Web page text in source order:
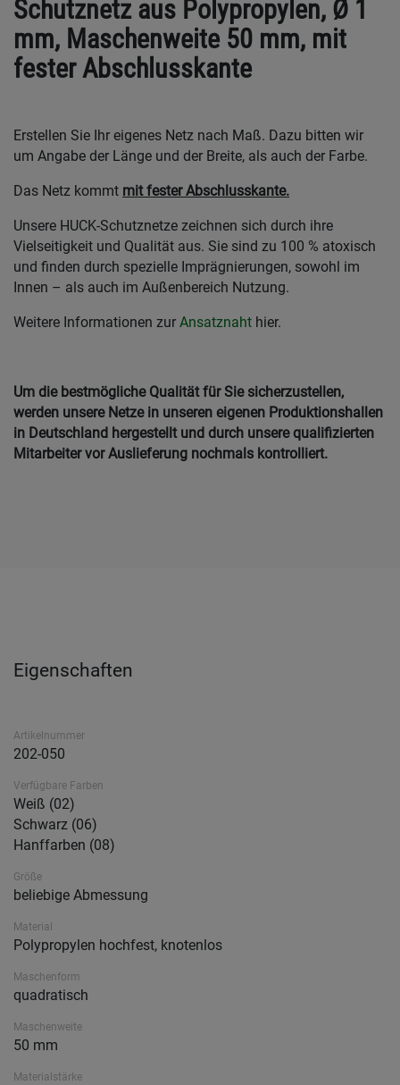
Schutznetz aus Polypropylen, Ø 1
mm, Maschenweite 50 mm, mit
fester Abschlusskante
Erstellen Sie Ihr eigenes Netz nach Maß. Dazu bitten wir
um Angabe der Länge und der Breite, als auch der Farbe.
Das Netz kommt mit fester Abschlusskante.
Unsere HUCK-Schutznetze zeichnen sich durch ihre
Vielseitigkeit und Qualität aus. Sie sind zu 100 % atoxisch
und finden durch spezielle Imprägnierungen, sowohl im
Innen – als auch im Außenbereich Nutzung.
Weitere Informationen zur Ansatznaht hier.
Um die bestmögliche Qualität für Sie sicherzustellen,
werden unsere Netze in unseren eigenen Produktionshallen
in Deutschland hergestellt und durch unsere qualifizierten
Mitarbeiter vor Auslieferung nochmals kontrolliert.
Eigenschaften
Artikelnummer
202-050
Verfügbare Farben
Weiß (02)
Schwarz (06)
Hanffarben (08)
Größe
beliebige Abmessung
Material
Polypropylen hochfest, knotenlos
Maschenform
quadratisch
Maschenweite
50 mm
Materialstärke